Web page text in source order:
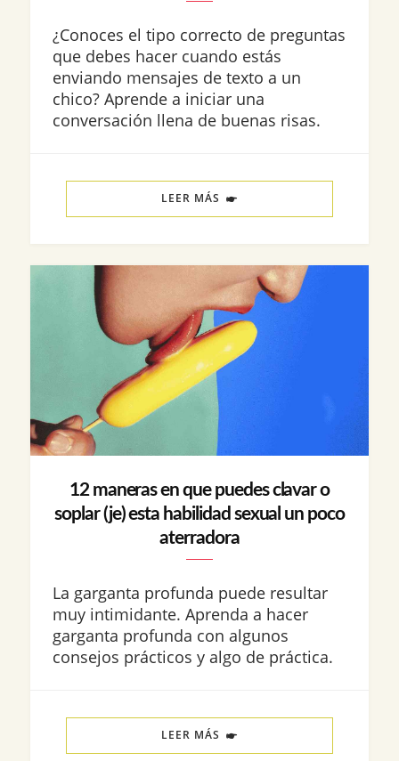
¿Conoces el tipo correcto de preguntas
que debes hacer cuando estás
enviando mensajes de texto a un
chico? Aprende a iniciar una
conversación llena de buenas risas.
LEER MÁS
12 maneras en que puedes clavar o
soplar (je) esta habilidad sexual un poco
aterradora
La garganta profunda puede resultar
muy intimidante. Aprenda a hacer
garganta profunda con algunos
consejos prácticos y algo de práctica.
LEER MÁS